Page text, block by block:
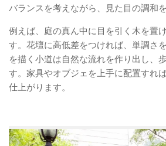
バランスを考えながら、見た目の調和
例えば、庭の真ん中に目を引く木を置
す。花壇に高低差をつければ、単調さ
を描く小道は自然な流れを作り出し、
す。家具やオブジェを上手に配置すれ
仕上がります。